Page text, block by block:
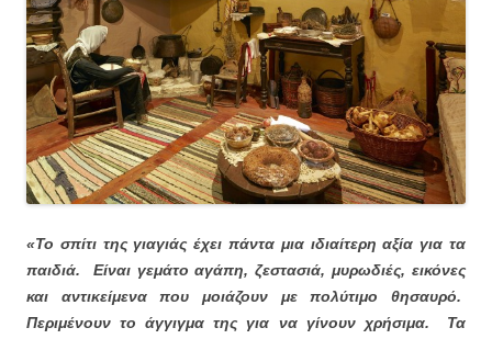
«Το σπίτι της γιαγιάς έχει πάντα μια ιδιαίτερη αξία για τα
παιδιά. Είναι γεμάτο αγάπη, ζεστασιά, μυρωδιές, εικόνες
και αντικείμενα που μοιάζουν με πολύτιμο θησαυρό.
Περιμένουν το άγγιγμα της για να γίνουν χρήσιμα. Τα